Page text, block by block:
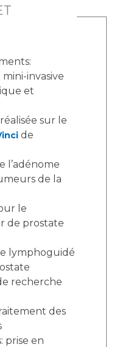
invasive
et
sur le
de
l’adénome
de la
le
de prostate
lymphoguidé
recherche
des
prise en